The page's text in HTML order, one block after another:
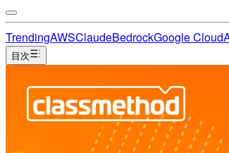
TrendingAWSClaudeBedrockGoogle Cloud
目次